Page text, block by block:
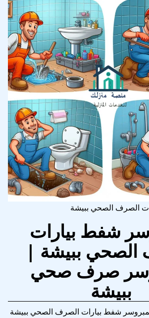
الصرف الصحي ببيشة
شفط بيارات
الصحي ببيشة |
صرف صحي
ببيشة
شفط بيارات الصرف الصحي ببيشة